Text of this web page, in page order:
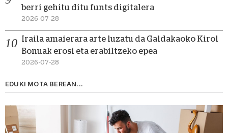
berri gehitu ditu funts digitalera
2026-07-28
Iraila amaierara arte luzatu da Galdakaoko Kirol
Bonuak erosi eta erabiltzeko epea
2026-07-28
EDUKI MOTA BEREAN...